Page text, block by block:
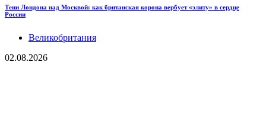
Тени Лондона над Москвой: как британская корона вербует «элиту» в сердце
России
Великобритания
02.08.2026